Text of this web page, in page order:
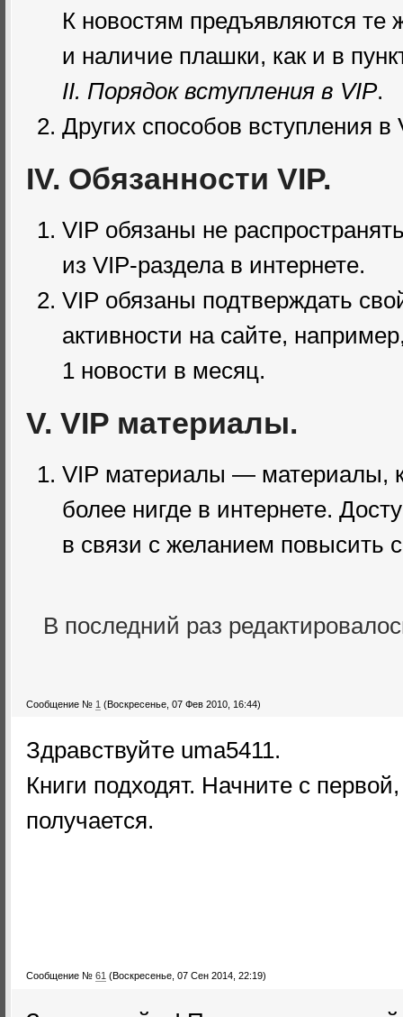
К новостям предъявляются те
и наличие плашки, как и в
II. Порядок вступления в VIP.
Других способов вступления в
IV. Обязанности VIP.
VIP обязаны не
из VIP-разделав интернете.
VIP обязаны подтверждать
активности на сайте,
1 новости в месяц.
V. VIP материалы.
VIP материалы — материалы,
более нигде в интернете.
в связи с желанием повысить
В последний раз
Сообщение № 1 (Воскресенье, 07 Фев 2010, 16:44)
Здравствуйте uma5411.
Книги подходят. Начните с
получается.
Сообщение № 61 (Воскресенье, 07 Сен 2014, 22:19)